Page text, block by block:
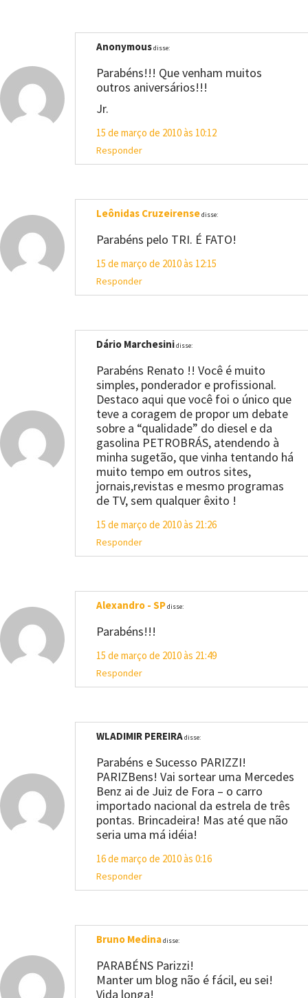
Anonymousdisse:
Parabéns!!! Que venham muitos
outros aniversários!!!
Jr.
15 de março de 2010 às 10:12
Responder
Leônidas Cruzeirensedisse:
Parabéns pelo TRI. É FATO!
15 de março de 2010 às 12:15
Responder
Dário Marchesinidisse:
Parabéns Renato !! Você é muito
simples, ponderador e profissional.
Destaco aqui que você foi o único que
teve a coragem de propor um debate
sobre a “qualidade” do diesel e da
gasolina PETROBRÁS, atendendo à
minha sugetão, que vinha tentando há
muito tempo em outros sites,
jornais,revistas e mesmo programas
de TV, sem qualquer êxito !
15 de março de 2010 às 21:26
Responder
Alexandro - SPdisse:
Parabéns!!!
15 de março de 2010 às 21:49
Responder
WLADIMIR PEREIRAdisse:
Parabéns e Sucesso PARIZZI!
PARIZBens! Vai sortear uma Mercedes
Benz ai de Juiz de Fora – o carro
importado nacional da estrela de três
pontas. Brincadeira! Mas até que não
seria uma má idéia!
16 de março de 2010 às 0:16
Responder
Bruno Medinadisse:
PARABÉNS Parizzi!
Manter um blog não é fácil, eu sei!
Vida longa!